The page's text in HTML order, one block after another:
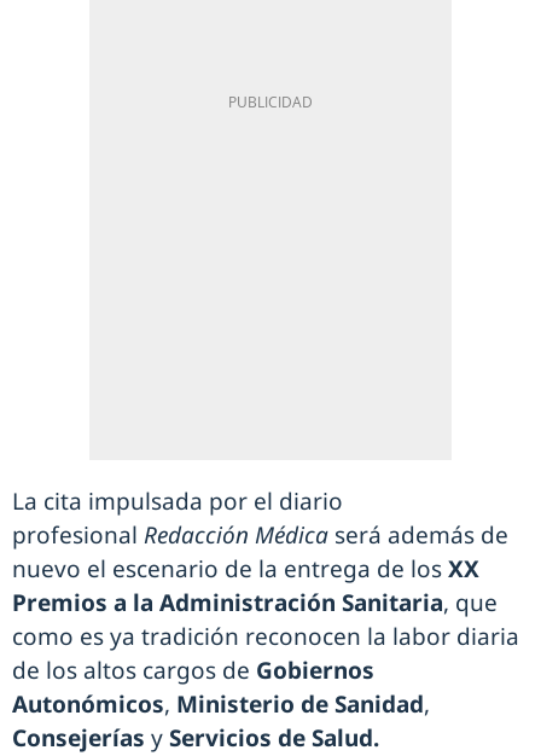
La cita impulsada por el diario
profesional Redacción Médica será además de
nuevo el escenario de la entrega de losXX
Premios a la Administración Sanitaria, que
como es ya tradición reconocen la labor diaria
de los altos cargos de Gobiernos
Autonómicos, Ministerio de Sanidad,
Consejerías yServicios de Salud.